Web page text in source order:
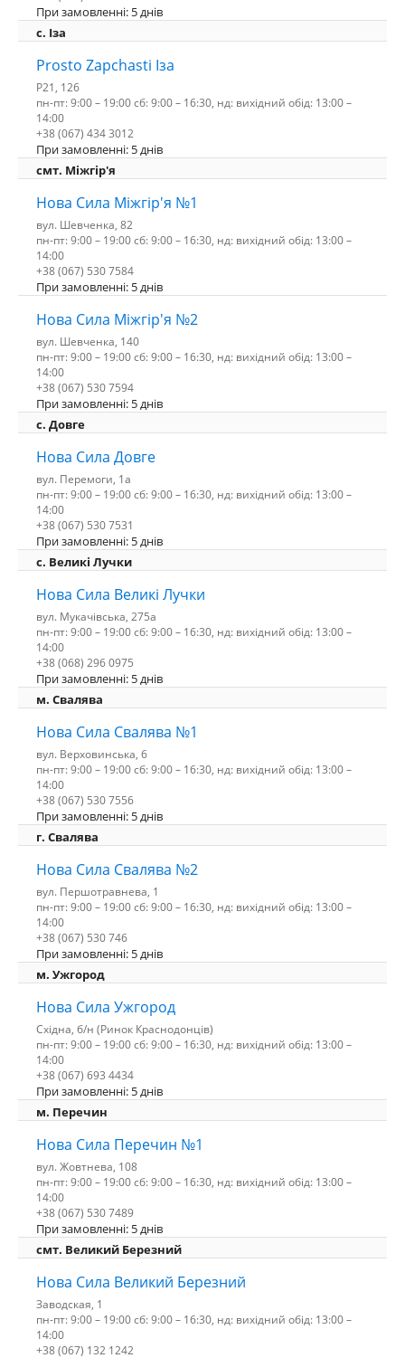
При замовленні: 5 днів
c. Іза
Prosto Zapchasti Іза
P21, 126
пн-пт: 9:00 – 19:00 сб: 9:00 – 16:30, нд: вихідний обід: 13:00 –
14:00
+38 (067) 434 3012
При замовленні: 5 днів
смт. Міжгір'я
Нова Сила Міжгір'я №1
вул. Шевченка, 82
пн-пт: 9:00 – 19:00 сб: 9:00 – 16:30, нд: вихідний обід: 13:00 –
14:00
+38 (067) 530 7584
При замовленні: 5 днів
Нова Сила Міжгір'я №2
вул. Шевченка, 140
пн-пт: 9:00 – 19:00 сб: 9:00 – 16:30, нд: вихідний обід: 13:00 –
14:00
+38 (067) 530 7594
При замовленні: 5 днів
с. Довге
Нова Сила Довге
вул. Перемоги, 1а
пн-пт: 9:00 – 19:00 сб: 9:00 – 16:30, нд: вихідний обід: 13:00 –
14:00
+38 (067) 530 7531
При замовленні: 5 днів
c. Великі Лучки
Нова Сила Великі Лучки
вул. Мукачівська, 275а
пн-пт: 9:00 – 19:00 сб: 9:00 – 16:30, нд: вихідний обід: 13:00 –
14:00
+38 (068) 296 0975
При замовленні: 5 днів
м. Свалява
Нова Сила Свалява №1
вул. Верховинська, 6
пн-пт: 9:00 – 19:00 сб: 9:00 – 16:30, нд: вихідний обід: 13:00 –
14:00
+38 (067) 530 7556
При замовленні: 5 днів
г. Свалява
Нова Сила Свалява №2
вул. Першотравнева, 1
пн-пт: 9:00 – 19:00 сб: 9:00 – 16:30, нд: вихідний обід: 13:00 –
14:00
+38 (067) 530 746
При замовленні: 5 днів
м. Ужгород
Нова Сила Ужгород
Східна, б/н (Ринок Краснодонців)
пн-пт: 9:00 – 19:00 сб: 9:00 – 16:30, нд: вихідний обід: 13:00 –
14:00
+38 (067) 693 4434
При замовленні: 5 днів
м. Перечин
Нова Сила Перечин №1
вул. Жовтнева, 108
пн-пт: 9:00 – 19:00 сб: 9:00 – 16:30, нд: вихідний обід: 13:00 –
14:00
+38 (067) 530 7489
При замовленні: 5 днів
смт. Великий Березний
Нова Сила Великий Березний
Заводская, 1
пн-пт: 9:00 – 19:00 сб: 9:00 – 16:30, нд: вихідний обід: 13:00 –
14:00
+38 (067) 132 1242